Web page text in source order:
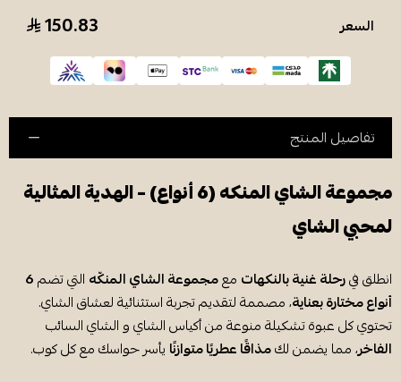
السعر 150.83
تفاصيل المنتج
مجموعة الشاي المنكه (6 أنواع) – الهدية المثالية
لمحبي الشاي
انطلق فيرحلة غنية بالنكهات معمجموعة الشاي المنكّه التي تضم6
أنواع مختارة بعناية، مصممة لتقديم تجربة استثنائية لعشاق الشاي.
تحتوي كل عبوة تشكيلة منوعة من أكياس الشاي و الشاي السائب
الفاخر، مما يضمن لكمذاقًا عطريًا متوازنًا يأسر حواسك مع كل كوب.